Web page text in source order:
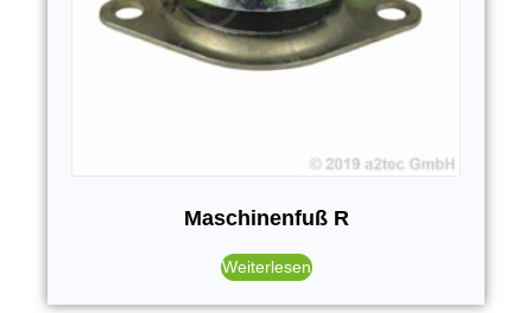
Maschinenfuß R
Weiterlesen